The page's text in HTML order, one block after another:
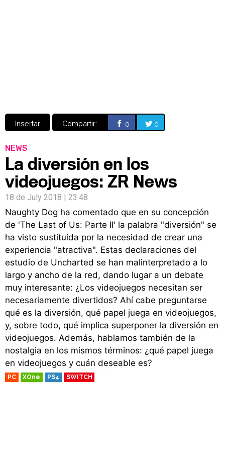
Insertar Compartir: 0 0
NEWS
La diversión en los
videojuegos: ZR News
18 de July 2018 | 23:48
Naughty Dog ha comentado que en su concepción
de 'The Last of Us: Parte II' la palabra "diversión" se
ha visto sustituida por la necesidad de crear una
experiencia "atractiva". Estas declaraciones del
estudio de Uncharted se han malinterpretado a lo
largo y ancho de la red, dando lugar a un debate
muy interesante: ¿Los videojuegos necesitan ser
necesariamente divertidos? Ahí cabe preguntarse
qué es la diversión, qué papel juega en videojuegos,
y, sobre todo, qué implica superponer la diversión en
videojuegos. Además, hablamos también de la
nostalgia en los mismos términos: ¿qué papel juega
en videojuegos y cuán deseable es?
PC XOne PS4 SWITCH